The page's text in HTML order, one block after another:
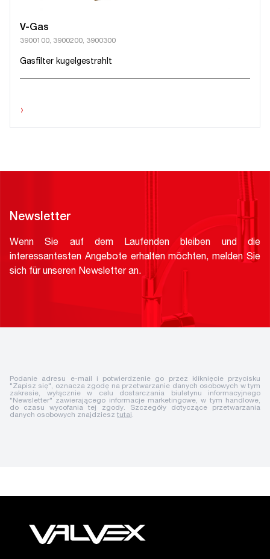
V-Gas
3900100, 3900200, 3900300
Gasfilter kugelgestrahlt
›
Newsletter
Wenn Sie auf dem Laufenden bleiben und die
interessantesten Angebote erhalten möchten, melden Sie
sich für unseren Newsletter an.
Podanie adresu e-mail i potwierdzenie go przez kliknięcie przycisku
"Zapisz się", oznacza zgodę na przetwarzanie danych osobowych w tym
zakresie, wyłącznie w celu dostarczania biuletynu informacyjnego
"Newsletter" zawierającego informacje marketingowe, w tym handlowe,
do czasu wycofania tej zgody. Szczegóły dotyczące przetwarzania
danych osobowych znajdziesz tutaj.